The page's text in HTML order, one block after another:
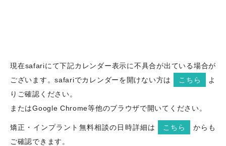
現在safariにて下記カレンダー表示に不具合が出ている場合が
ございます。safariでカレンダーを開けない方は
こちら
よ
りご確認ください。
またはGoogle Chrome等他のブラウザで開いてください。
矯正・インプラント無料相談の日時詳細は こちら
からも
ご確認できます。